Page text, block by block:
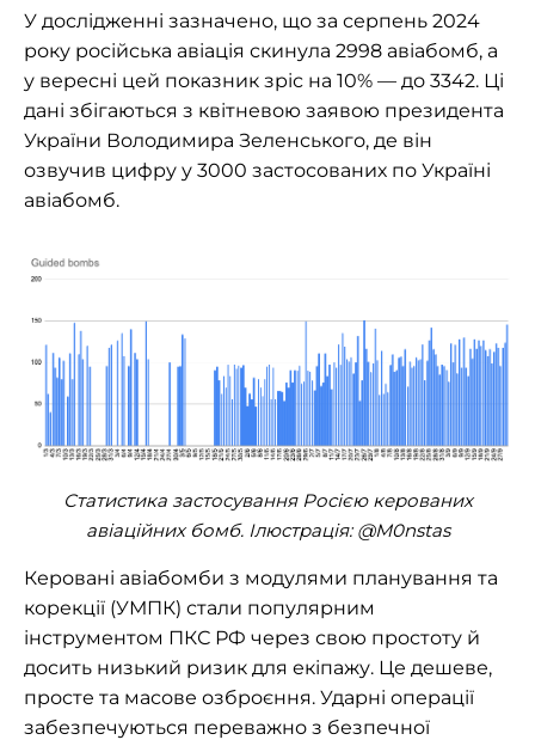
У дослідженні зазначено, що за серпень 2024
року російська авіація скинула 2998 авіабомб, а
у вересні цей показник зріс на 10% — до 3342. Ці
дані збігаються з квітневою заявою президента
України Володимира Зеленського, де він
озвучив цифру у 3000 застосованих по Україні
авіабомб.
Статистика застосування Росією керованих
авіаційних бомб. Ілюстрація: @M0nstas
Керовані авіабомби з модулями планування та
корекції (УМПК) стали популярним
інструментом ПКС РФ через свою простоту й
досить низький ризик для екіпажу. Це дешеве,
просте та масове озброєння. Ударні операції
забезпечуються переважно з безпечної